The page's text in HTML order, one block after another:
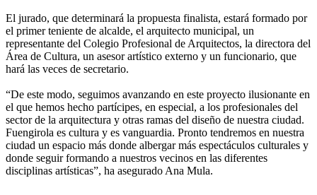
El jurado, que determinará la propuesta finalista, estará formado por
el primer teniente de alcalde, el arquitecto municipal, un
representante del Colegio Profesional de Arquitectos, la directora del
Área de Cultura, un asesor artístico externo y un funcionario, que
hará las veces de secretario.
“De este modo, seguimos avanzando en este proyecto ilusionante en
el que hemos hecho partícipes, en especial, a los profesionales del
sector de la arquitectura y otras ramas del diseño de nuestra ciudad.
Fuengirola es cultura y es vanguardia. Pronto tendremos en nuestra
ciudad un espacio más donde albergar más espectáculos culturales y
donde seguir formando a nuestros vecinos en las diferentes
disciplinas artísticas”, ha asegurado Ana Mula.